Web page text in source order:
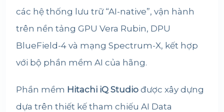
các hệ thống lưu trữ “AI-native”, vận hành
trên nền tảng GPU Vera Rubin, DPU
BlueField-4 và mạng Spectrum-X, kết hợp
với bộ phần mềm AI của hãng.
Phần mềm Hitachi iQ Studio được xây dựng
dựa trên thiết kế tham chiếu AI Data